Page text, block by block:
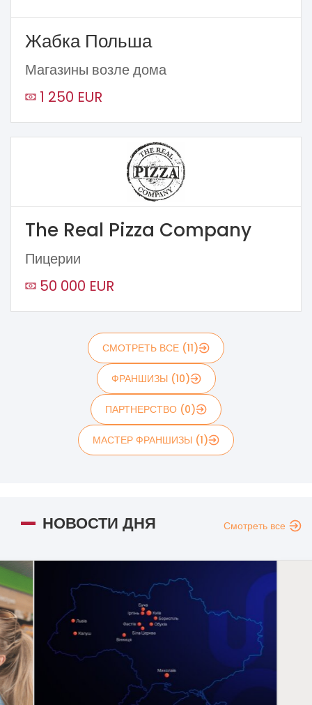
Жабка Польша
Магазины возле дома
1 250 EUR
The Real Pizza Company
Пицерии
50 000 EUR
СМОТРЕТЬ ВСЕ (11)
ФРАНШИЗЫ (10)
ПАРТНЕРСТВО (0)
МАСТЕР ФРАНШИЗЫ (1)
НОВОСТИ ДНЯ Смотреть все